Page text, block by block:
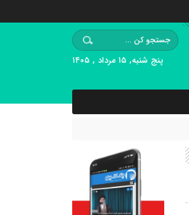
پنج شنبه, ۱۵ مرداد , ۱۴۰۵